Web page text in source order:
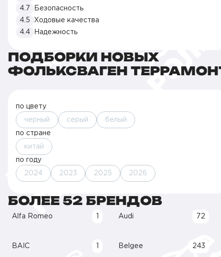
4.7
Безопасность
4.5
Ходовые качества
4.4
Надежность
ПОДБОРКИ НОВЫХ
ФОЛЬКСВАГЕН
по цвету
черный серый белый
по стране
китай
по году
2024 2023 2025 2026
БОЛЕЕ 52 БРЕНДОВ
Alfa Romeo Audi 72
BAIC Belgee 243